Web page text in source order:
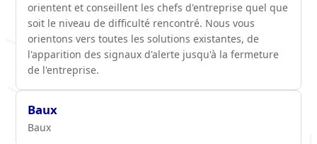
orientent et conseillent les chefs d'entreprise quel que
soit le niveau de difficulté rencontré. Nous vous
orientons vers toutes les solutions existantes, de
l'apparition des signaux d'alerte jusqu'à la fermeture
de l'entreprise.
Baux
Baux